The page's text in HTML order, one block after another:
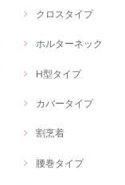
クロスタイプ
ホルターネック
H型タイプ
カバータイプ
割烹着
腰巻タイプ